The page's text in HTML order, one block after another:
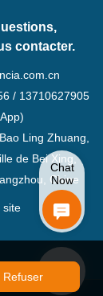
contacter.
/ 13710627905
Ling Zhuang,
de Bei Xing,
Chine
site
Chat
Now
Refuser